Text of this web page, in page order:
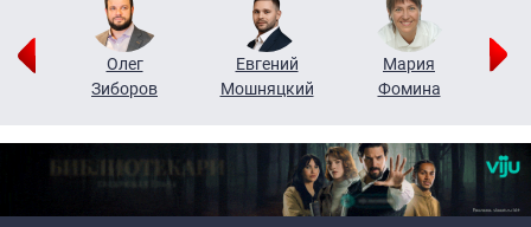
Олег
Зиборов
Евгений
Мошняцкий
Мария
Фомина